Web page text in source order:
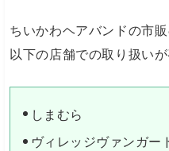
ちいかわヘアバンドの市
以下の店舗での取り扱いが
しまむら
ヴィレッジヴァンガー